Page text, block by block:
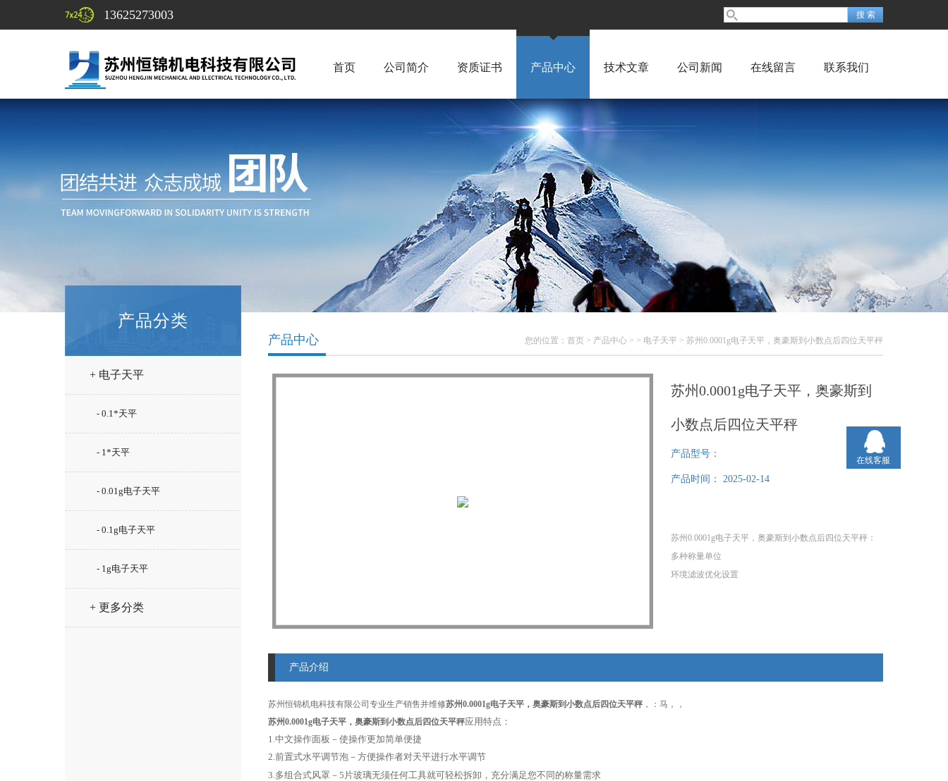
13625273003
首页 公司简介 资质证书 产品中心 技术文章 公司新闻 在线留言 联系我们
产品分类
+ 电子天平
- 0.1*天平
- 1*天平
- 0.01g电子天平
- 0.1g电子天平
- 1g电子天平
+ 更多分类
您的位置： 首页 > 产品中心 > > 电子天平 > 苏州0.0001g电子天平，奥豪斯到小数点后四位天平秤
产品中心
苏州0.0001g电子天平，奥豪斯到
小数点后四位天平秤
产品型号：
产品时间： 2025-02-14
苏州0.0001g电子天平，奥豪斯到小数点后四位天平秤：
多种称量单位
环境滤波优化设置
产品介绍
苏州恒锦机电科技有限公司专业生产销售并维修苏州0.0001g电子天平，奥豪斯到小数点后四位天平秤 ，：马，，
苏州0.0001g电子天平，奥豪斯到小数点后四位天平秤应用特点：
1.中文操作面板－使操作更加简单便捷
2.前置式水平调节泡－方便操作者对天平进行水平调节
3.多组合式风罩－5片玻璃无须任何工具就可轻松拆卸，充分满足您不同的称量需求
在线客服